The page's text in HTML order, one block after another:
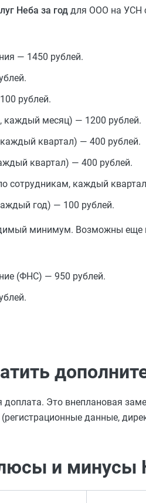
Неба за год для ООО на УСН
— 1450 рублей.
рублей.
каждый месяц) — 1200 рублей.
квартал) — 400 рублей.
квартал) — 400 рублей.
сотрудникам, каждый
год) — 100 рублей.
минимум. Возможны еще
(ФНС) — 950 рублей.
доплата. Это внеплановая
данные,
и минусы